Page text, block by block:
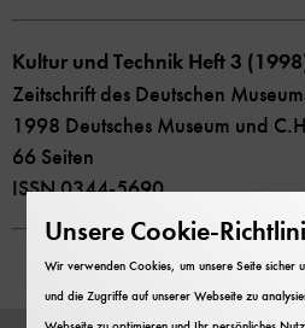
Kultur und Technik Heft 3
Zeitschrift des Deutschen
1998 Deutsches Museum und
66 Seiten
ISSN 0344-5690
Unsere Cookie-
Wir verwenden Cookies, um unsere Seite sicher
und die Zugriffe auf unserer Webseite zu